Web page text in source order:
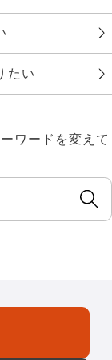
たい
ワードを変えて